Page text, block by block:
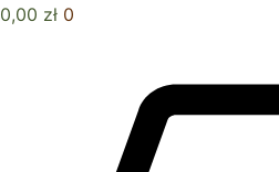
0,00 zł 0